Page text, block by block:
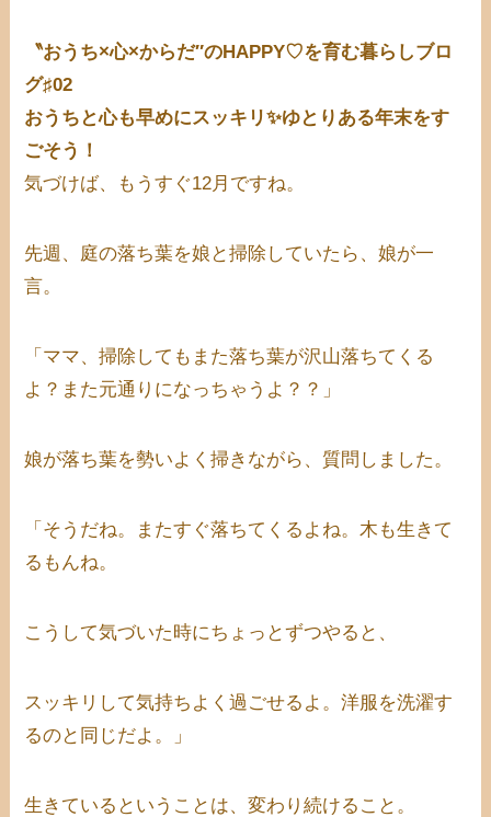
〝おうち×心×からだ″のHAPPY♡を育む暮らしブロ
グ♯02
おうちと心も早めにスッキリ✨ゆとりある年末をす
ごそう！
気づけば、もうすぐ12月ですね。
先週、庭の落ち葉を娘と掃除していたら、娘が一
言。
「ママ、掃除してもまた落ち葉が沢山落ちてくる
よ？また元通りになっちゃうよ？？」
娘が落ち葉を勢いよく掃きながら、質問しました。
「そうだね。またすぐ落ちてくるよね。木も生きて
るもんね。
こうして気づいた時にちょっとずつやると、
スッキリして気持ちよく過ごせるよ。洋服を洗濯す
るのと同じだよ。」
生きているということは、変わり続けること。